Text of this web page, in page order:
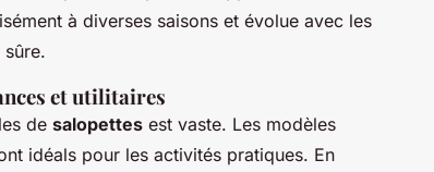
à diverses saisons et évolue avec les
et utilitaires
de salopettes est vaste. Les modèles
idéals pour les activités pratiques. En